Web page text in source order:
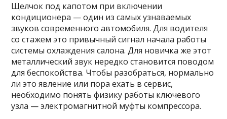
Щелчок под капотом при включении
кондиционера — один из самых узнаваемых
звуков современного автомобиля. Для водителя
со стажем это привычный сигнал начала работы
системы охлаждения салона. Для новичка же этот
металлический звук нередко становится поводом
для беспокойства. Чтобы разобраться, нормально
ли это явление или пора ехать в сервис,
необходимо понять физику работы ключевого
узла — электромагнитной муфты компрессора.